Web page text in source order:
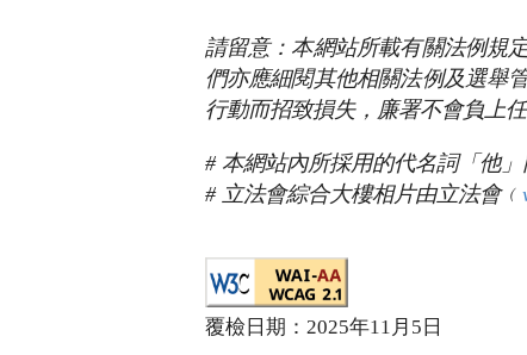
請留意：本網站所載有關法例規
們亦應細閱其他相關法例及選舉
行動而招致損失，廉署不會負上任
# 本網站內所採用的代名詞「他
# 立法會綜合大樓相片由立法會﹙
覆檢日期： 2025年11月5日